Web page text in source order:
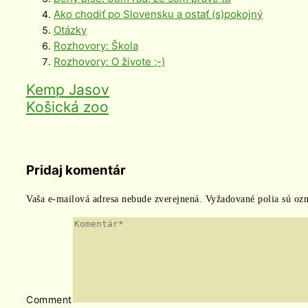
Ako chodiť po Slovensku a ostať (s)pokojný
Otázky
Rozhovory: Škola
Rozhovory: O živote ;-)
Kemp Jasov
Košická zoo
Pridaj komentár
Vaša e-mailová adresa nebude zverejnená. Vyžadované polia sú
Comment